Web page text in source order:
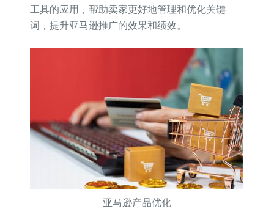
工具的应用，帮助卖家更好地管理和优化关键
词，提升亚马逊推广的效果和绩效。
亚马逊产品优化